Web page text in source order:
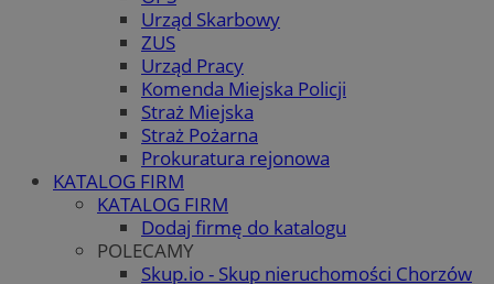
Urząd Skarbowy
ZUS
Urząd Pracy
Komenda Miejska Policji
Straż Miejska
Straż Pożarna
Prokuratura rejonowa
KATALOG FIRM
KATALOG FIRM
Dodaj firmę do katalogu
POLECAMY
Skup.io - Skup nieruchomości Chorzów